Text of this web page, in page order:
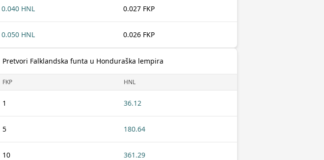
0.040 HNL 0.027 FKP
0.050 HNL 0.026 FKP
Pretvori Falklandska funta u Honduraška lempira
FKP HNL
1 36.12
5 180.64
10 361.29